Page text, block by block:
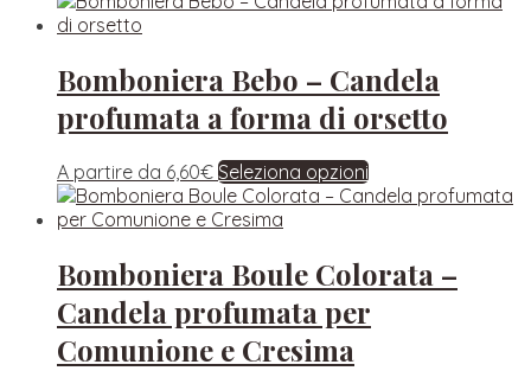
Bomboniera Bebo – Candela
profumata a forma di orsetto
A partire da 6,60€ Seleziona opzioni
Bomboniera Boule Colorata –
Candela profumata per
Comunione e Cresima